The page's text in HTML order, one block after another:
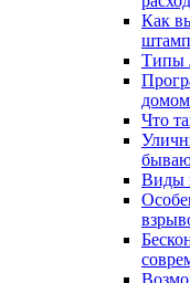
Как
Типы
Что
Виды